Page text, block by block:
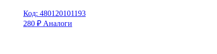
Код: 480120101193
280 ₽ Аналоги